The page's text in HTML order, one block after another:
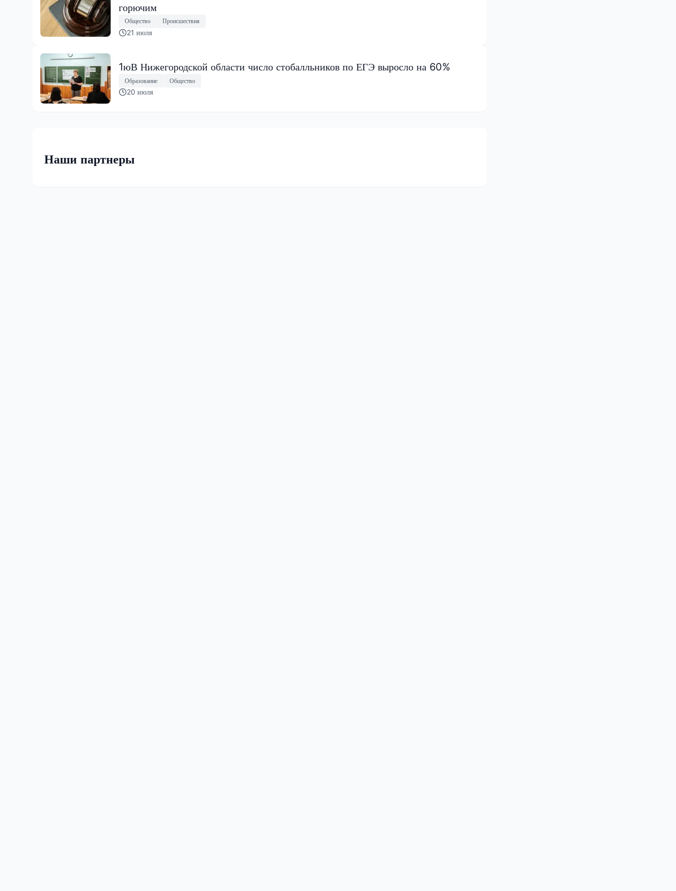
горючим
Общество Происшествия
21 июля
1юВ Нижегородской области число стобалльников по ЕГЭ выросло на 60%
Образование Общество
20 июля
Наши партнеры